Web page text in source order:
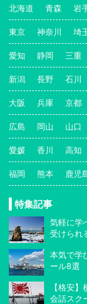
北海道 青森 岩
東京 神奈川 埼
愛知 静岡 三重
新潟 長野 石川
大阪 兵庫 京都
広島 岡山 山口
愛媛 香川 高知
福岡 熊本 鹿児
特集記事
気軽に学
受けられ
本気で学
ール8選
【格安
会話スク